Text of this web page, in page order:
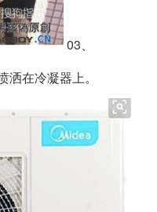
03、
在冷凝器上。